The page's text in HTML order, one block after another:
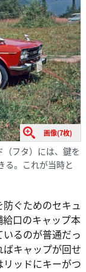
画像(7枚)
フタ）には、鍵を
る。これが当時と
ぐためのセキュ
口のキャップ本
るのが普通だっ
キャップが回せ
ッドにキーがつ